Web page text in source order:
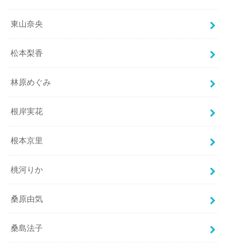
東山奈央
松本梨香
林原めぐみ
根岸実花
根本京里
桃河りか
桑原由気
桑島法子